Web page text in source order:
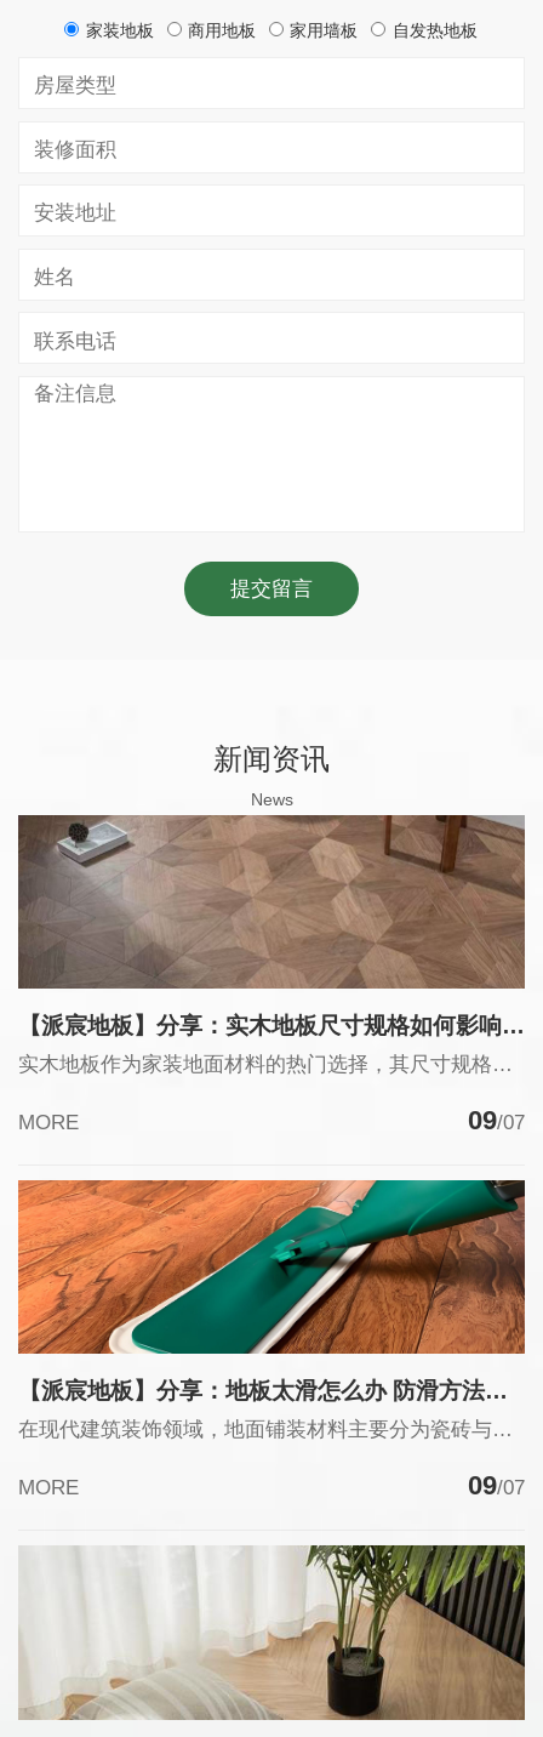
家装地板 商用地板 家用墙板 自发热地板
提交留言
新闻资讯
News
【派宸地板】分享：实木地板尺寸规格如何影响美观度？
实木地板作为家装地面材料的热门选择，其尺寸规格对美观度有着重要影响。以下将详细探讨这一问题，同时介绍相关的行业知识和选购指南。
MORE 09/07
【派宸地板】分享：地板太滑怎么办 防滑方法技术梳理与行业建议
在现代建筑装饰领域，地面铺装材料主要分为瓷砖与木地板两大品类，两类材质物理特性、使用场景差异显著，对应的防滑方法也各有侧重。当下居家空间、商业场馆普遍面临地面湿滑带来的安全隐患，地板太滑怎么办也成为广大消费者与经营主体重点关注的问题。本报告结合两类主流地板材质特性、使用场景及市面主流防滑方法，对各类防滑方法进行深度解析与综合对比，为不同场景下解答地板太滑怎么办提供专业参考。
MORE 09/07